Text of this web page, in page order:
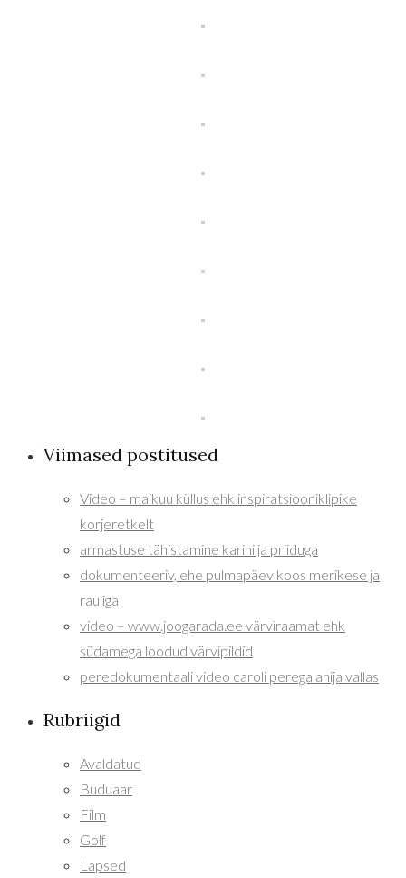
Viimased postitused
Video – maikuu küllus ehk inspiratsiooniklipike
korjeretkelt
armastuse tähistamine karini ja priiduga
dokumenteeriv, ehe pulmapäev koos merikese ja
rauliga
video – www.joogarada.ee värviraamat ehk
südamega loodud värvipildid
peredokumentaali video caroli perega anija vallas
Rubriigid
Avaldatud
Buduaar
Film
Golf
Lapsed